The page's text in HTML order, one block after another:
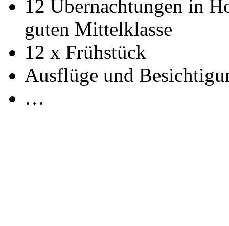
12 Übernachtungen in
guten Mittelklasse
12 x Frühstück
Ausflüge und
…